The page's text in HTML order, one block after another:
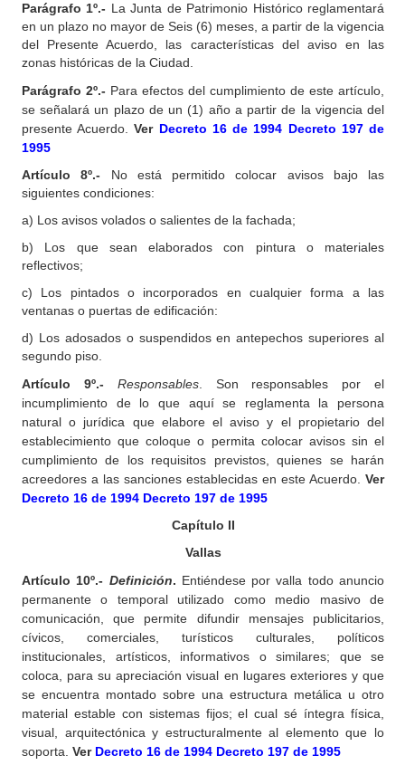
Parágrafo 1º.- La Junta de Patrimonio Histórico reglamentará
en un plazo no mayor de Seis (6) meses, a partir de la vigencia
del Presente Acuerdo, las características del aviso en las
zonas históricas de la Ciudad.
Parágrafo 2º.- Para efectos del cumplimiento de este artículo,
se señalará un plazo de un (1) año a partir de la vigencia del
presente Acuerdo.
Ver Decreto 16 de 1994 Decreto 197 de
1995
Artículo 8º.- No está permitido colocar avisos bajo las
siguientes condiciones:
a) Los avisos volados o salientes de la fachada;
b) Los que sean elaborados con pintura o materiales
reflectivos;
c) Los pintados o incorporados en cualquier forma a las
ventanas o puertas de edificación:
d) Los adosados o suspendidos en antepechos superiores al
segundo piso.
Artículo 9º.-
Responsables. Son responsables por el
incumplimiento de lo que aquí se reglamenta la persona
natural o jurídica que elabore el aviso y el propietario del
establecimiento que coloque o permita colocar avisos sin el
cumplimiento de los requisitos previstos, quienes se harán
acreedores a las sanciones establecidas en este Acuerdo. Ver
Decreto 16 de 1994 Decreto 197 de 1995
Capítulo II
Vallas
Artículo 10º.- Definición. Entiéndese por valla todo anuncio
permanente o temporal utilizado como medio masivo de
comunicación, que permite difundir mensajes publicitarios,
cívicos, comerciales, turísticos culturales, políticos
institucionales, artísticos, informativos o similares; que se
coloca, para su apreciación visual en lugares exteriores y que
se encuentra montado sobre una estructura metálica u otro
material estable con sistemas fijos; el cual sé íntegra física,
visual, arquitectónica y estructuralmente al elemento que lo
soporta. Ver Decreto 16 de 1994 Decreto 197 de 1995